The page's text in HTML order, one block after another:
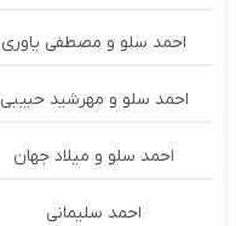
احمد سلو و مصطفی یاوری
احمد سلو و مهرشید حبیبی
احمد سلو و میلاد جهان
احمد سلیمانی